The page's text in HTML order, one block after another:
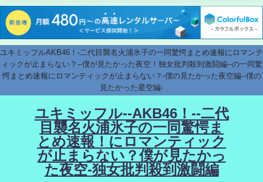
ユキミッフルAKB46！-二代目襲名火浦氷子の一同驚愕まとめ速報にロマンテ
ィックが止まらない？--僕が見たかった夜空！独女批判殺到激闘編--の一同驚
愕まとめ速報にロマンティックが止まらない？-僕の見たかった夜空編--僕の
見たかった星空編-
ユキミッフル--AKB46！--二代
目襲名火浦氷子の一同驚愕ま
とめ速報！にロマンティック
が止まらない？僕が見たかっ
た夜空-独女批判殺到激闘編